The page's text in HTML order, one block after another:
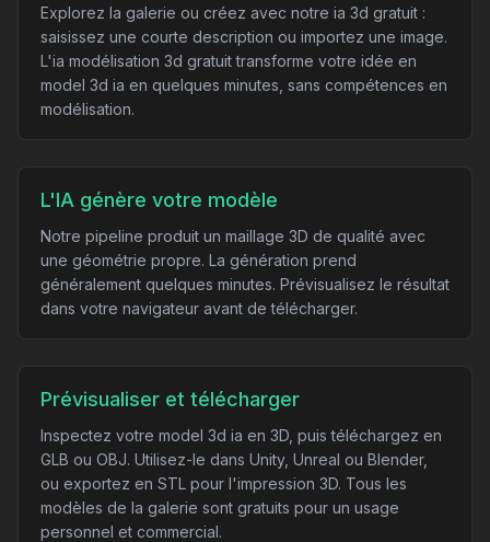
Explorez la galerie ou créez avec notre ia 3d gratuit :
saisissez une courte description ou importez une image.
L'ia modélisation 3d gratuit transforme votre idée en
model 3d ia en quelques minutes, sans compétences en
modélisation.
L'IA génère votre modèle
Notre pipeline produit un maillage 3D de qualité avec
une géométrie propre. La génération prend
généralement quelques minutes. Prévisualisez le résultat
dans votre navigateur avant de télécharger.
Prévisualiser et télécharger
Inspectez votre model 3d ia en 3D, puis téléchargez en
GLB ou OBJ. Utilisez-le dans Unity, Unreal ou Blender,
ou exportez en STL pour l'impression 3D. Tous les
modèles de la galerie sont gratuits pour un usage
personnel et commercial.